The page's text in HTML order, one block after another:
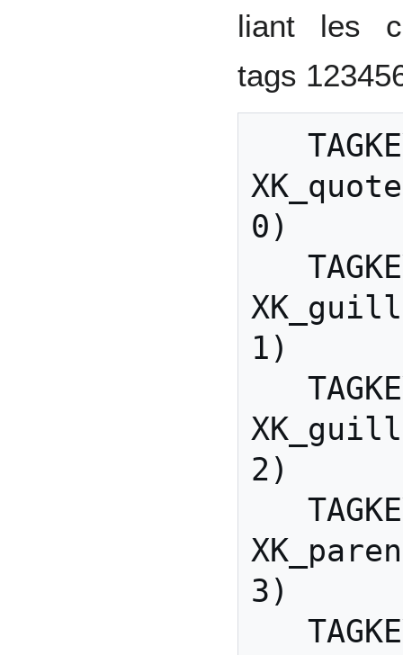
liant les
tags
0)
1)
2)
3)